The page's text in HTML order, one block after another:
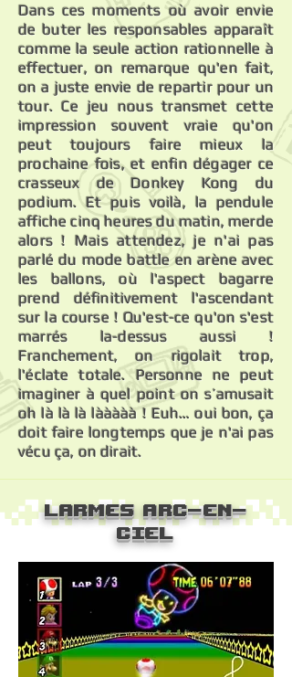
Dans ces moments où avoir envie
de buter les responsables apparaît
comme la seule action rationnelle à
effectuer, on remarque qu'en fait,
on a juste envie de repartir pour un
tour. Ce jeu nous transmet cette
impression souvent vraie qu'on
peut toujours faire mieux la
prochaine fois, et enfin dégager ce
crasseux de Donkey Kong du
podium. Et puis voilà, la pendule
affiche cinq heures du matin, merde
alors ! Mais attendez, je n'ai pas
parlé du mode battle en arène avec
les ballons, où l'aspect bagarre
prend définitivement l'ascendant
sur la course ! Qu'est-ce qu'on s'est
marrés la-dessus aussi !
Franchement, on rigolait trop,
l'éclate totale. Personne ne peut
imaginer à quel point on s’amusait
oh là là là lààààà ! Euh… oui bon, ça
doit faire longtemps que je n'ai pas
vécu ça, on dirait.
Larmes arc-en-
ciel